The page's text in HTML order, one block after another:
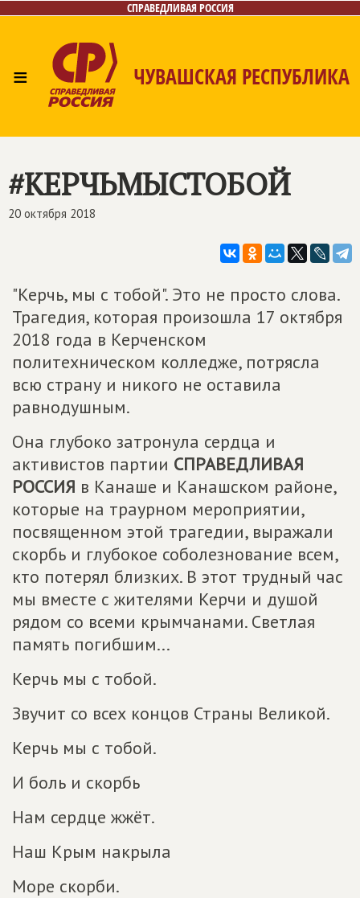
СПРАВЕДЛИВАЯ РОССИЯ
≡ ЧУВАШСКАЯ РЕСПУБЛИКА
Контакты
#КЕРЧЬМЫСТОБОЙ
20 октября 2018
"Керчь, мы с тобой". Это не просто слова.
Трагедия, которая произошла 17 октября
2018 года в Керченском
политехническом колледже, потрясла
всю страну и никого не оставила
равнодушным.
Она глубоко затронула сердца и
активистов партии СПРАВЕДЛИВАЯ
РОССИЯ в Канаше и Канашском районе,
которые на траурном мероприятии,
посвященном этой трагедии, выражали
скорбь и глубокое соболезнование всем,
кто потерял близких. В этот трудный час
мы вместе с жителями Керчи и душой
рядом со всеми крымчанами. Светлая
память погибшим...
Керчь мы с тобой.
Звучит со всех концов Страны Великой.
Керчь мы с тобой.
И боль и скорбь
Нам сердце жжёт.
Наш Крым накрыла
Море скорби.